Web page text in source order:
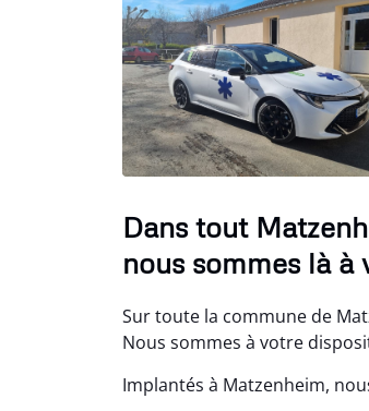
Dans tout
nous sommes là à
Sur toute la commune de
Nous sommes à votre
Implantés à Matzenheim,